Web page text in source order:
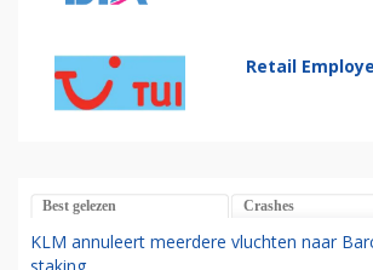
Retail
Best gelezen Crashes
KLM annuleert meerdere vluchten naar